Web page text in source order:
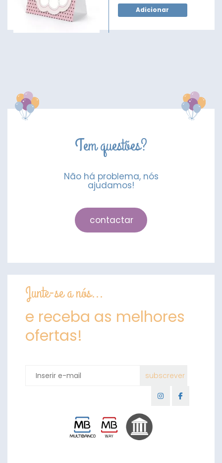
Adicionar
Tem questões?
Não há problema, nós
ajudamos!
contactar
Junte-se a nós...
e receba as melhores
ofertas!